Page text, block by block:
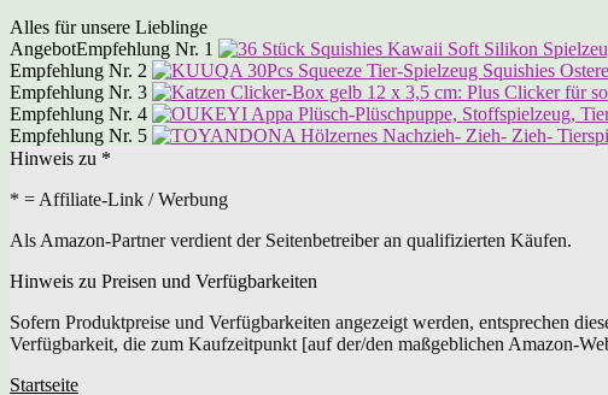
Alles für unsere Lieblinge
AngebotEmpfehlung Nr. 1
Empfehlung Nr. 2
Empfehlung Nr. 3
Empfehlung Nr. 4
Empfehlung Nr. 5
Hinweis zu *
* = Affiliate-Link / Werbung
Als Amazon-Partner verdient der Seitenbetreiber an qualifizierten Käufen.
Hinweis zu Preisen und Verfügbarkeiten
Sofern Produktpreise und Verfügbarkeiten angezeigt werden, entsprechen
Verfügbarkeit, die zum Kaufzeitpunkt [auf der/den maßgeblichen Amazon-
Startseite